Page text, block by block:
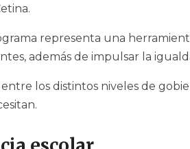
representa una
además de impulsar la
los distintos niveles de